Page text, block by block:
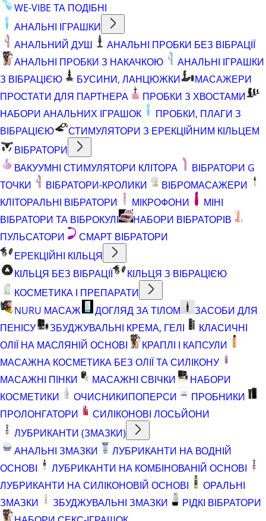
WE-VIBE ТА ПОДІБНІ
АНАЛЬНІ ІГРАШКИ
АНАЛЬНИЙ ДУШ
АНАЛЬНІ ПРОБКИ БЕЗ ВІБРАЦІЇ
АНАЛЬНІ ПРОБКИ З НАКАЧКОЮ
АНАЛЬНІ ІГРАШКИ
З ВІБРАЦІЄЮ
БУСИНИ, ЛАНЦЮЖКИ
МАСАЖЕРИ
ПРОСТАТИ ДЛЯ ПАРТНЕРА
ПРОБКИ З ХВОСТАМИ
НАБОРИ АНАЛЬНИХ ІГРАШОК
ПРОБКИ, ПЛАГИ З
ВІБРАЦІЄЮ
СТИМУЛЯТОРИ З ЕРЕКЦІЙНИМ КІЛЬЦЕМ
ВІБРАТОРИ
ВАКУУМНІ СТИМУЛЯТОРИ КЛІТОРА
ВІБРАТОРИ G
ТОЧКИ
ВІБРАТОРИ-КРОЛИКИ
ВІБРОМАСАЖЕРИ
КЛІТОРАЛЬНІ ВІБРАТОРИ
МІКРОФОНИ
МІНІ
ВІБРАТОРИ ТА ВІБРОКУЛІ
НАБОРИ ВІБРАТОРІВ
ПУЛЬСАТОРИ
СМАРТ ВІБРАТОРИ
ЕРЕКЦІЙНІ КІЛЬЦЯ
КІЛЬЦЯ БЕЗ ВІБРАЦІЇ
КІЛЬЦЯ З ВІБРАЦІЄЮ
КОСМЕТИКА І ПРЕПАРАТИ
NURU МАСАЖ
ДОГЛЯД ЗА ТІЛОМ
ЗАСОБИ ДЛЯ
ПЕНІСУ
ЗБУДЖУВАЛЬНІ КРЕМА, ГЕЛІ
КЛАСИЧНІ
ОЛІЇ НА МАСЛЯНІЙ ОСНОВІ
КРАПЛІ І КАПСУЛИ
МАСАЖНА КОСМЕТИКА БЕЗ ОЛІЇ ТА СИЛІКОНУ
МАСАЖНІ ПІНКИ
МАСАЖНІ СВІЧКИ
НАБОРИ
КОСМЕТИКИ
ОЧИСНИКИПОПЕРСИ
ПРОБНИКИ
ПРОЛОНГАТОРИ
СИЛІКОНОВІ ЛОСЬЙОНИ
ЛУБРИКАНТИ (ЗМАЗКИ)
АНАЛЬНІ ЗМАЗКИ
ЛУБРИКАНТИ НА ВОДНІЙ
ОСНОВІ
ЛУБРИКАНТИ НА КОМБІНОВАНІЙ ОСНОВІ
ЛУБРИКАНТИ НА СИЛІКОНОВІЙ ОСНОВІ
ОРАЛЬНІ
ЗМАЗКИ
ЗБУДЖУВАЛЬНІ ЗМАЗКИ
РІДКІ ВІБРАТОРИ